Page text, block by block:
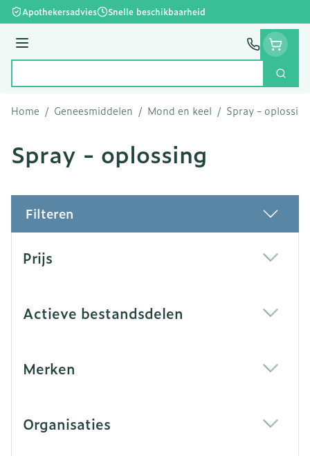
Ga naar de inhoud
Apothekersadvies Snelle beschikbaarheid
Menu
Zoek
Home / Geneesmiddelen / Mond en keel / Spray - oplossing
Spray - oplossing
Filteren
Prijs
Actieve bestandsdelen
Merken
Organisaties